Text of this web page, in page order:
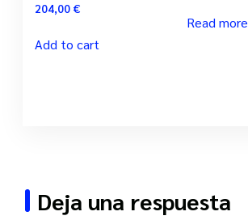
204,00 €
Add to cart
Read more
Deja una respuesta